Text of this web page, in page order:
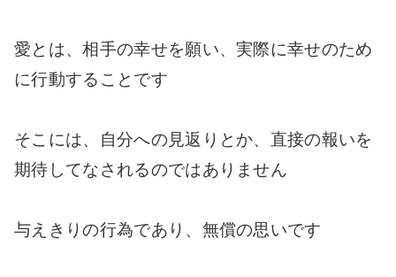
愛とは、相手の幸せを願い、実際に幸せのため
に行動することです
そこには、自分への見返りとか、直接の報いを
期待してなされるのではありません
与えきりの行為であり、無償の思いです